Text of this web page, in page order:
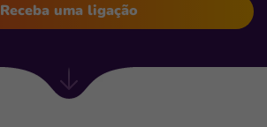
Receba uma ligação
Próxima